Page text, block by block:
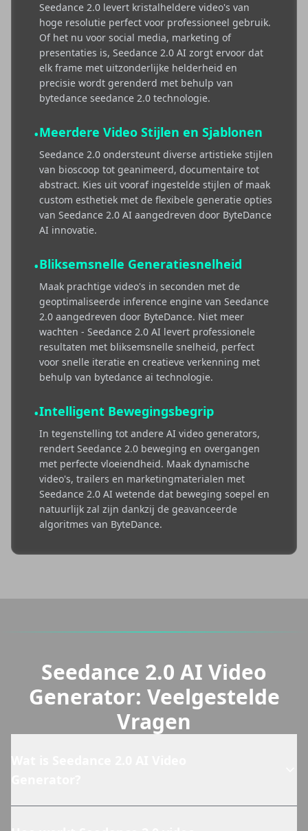
Seedance 2.0 levert kristalheldere video's van
hoge resolutie perfect voor professioneel gebruik.
Of het nu voor social media, marketing of
presentaties is, Seedance 2.0 AI zorgt ervoor dat
elk frame met uitzonderlijke helderheid en
precisie wordt gerenderd met behulp van
bytedance seedance 2.0 technologie.
•Meerdere Video Stijlen en Sjablonen
Seedance 2.0 ondersteunt diverse artistieke stijlen
van bioscoop tot geanimeerd, documentaire tot
abstract. Kies uit vooraf ingestelde stijlen of maak
custom esthetiek met de flexibele generatie opties
van Seedance 2.0 AI aangedreven door ByteDance
AI innovatie.
•Bliksemsnelle Generatiesnelheid
Maak prachtige video's in seconden met de
geoptimaliseerde inference engine van Seedance
2.0 aangedreven door ByteDance. Niet meer
wachten - Seedance 2.0 AI levert professionele
resultaten met bliksemsnelle snelheid, perfect
voor snelle iteratie en creatieve verkenning met
behulp van bytedance ai technologie.
•Intelligent Bewegingsbegrip
In tegenstelling tot andere AI video generators,
rendert Seedance 2.0 beweging en overgangen
met perfecte vloeiendheid. Maak dynamische
video's, trailers en marketingmaterialen met
Seedance 2.0 AI wetende dat beweging soepel en
natuurlijk zal zijn dankzij de geavanceerde
algoritmes van ByteDance.
Seedance 2.0 AI Video
Generator: Veelgestelde
Vragen